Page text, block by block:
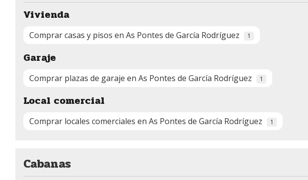
Vivienda
Comprar casas y pisos en As Pontes de García Rodríguez 1
Garaje
Comprar plazas de garaje en As Pontes de García Rodríguez 1
Local comercial
Comprar locales comerciales en As Pontes de García Rodríguez 1
Cabanas